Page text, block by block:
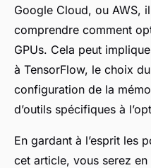
Google Cloud, ou AWS,
comprendre comment
GPUs. Cela peut
à TensorFlow, le choix
configuration de la
d’outils spécifiques à
En gardant à l’esprit les
cet article, vous serez en